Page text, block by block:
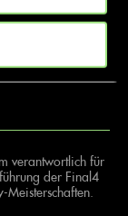
verantwortlich für
der Final4
Meisterschaften.